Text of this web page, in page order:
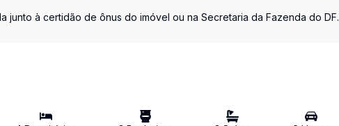
junto à certidão de ônus do imóvel ou na Secretaria da Fazenda do DF.